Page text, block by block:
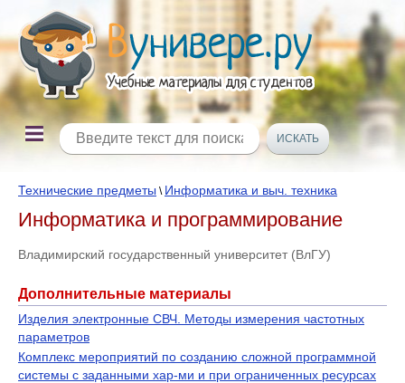
Технические предметы \ Информатика и выч. техника
Информатика и программирование
Владимирский государственный университет (ВлГУ)
Дополнительные материалы
Изделия электронные СВЧ. Методы измерения частотных
параметров
Комплекс мероприятий по созданию сложной программной
системы с заданными хар-ми и при ограниченных ресурсах